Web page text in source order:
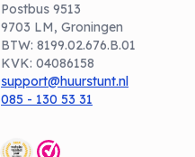
Postbus 9513
9703 LM, Groningen
BTW: 8199.02.676.B.01
KVK: 04086158
support@huurstunt.nl
085 - 130 53 31